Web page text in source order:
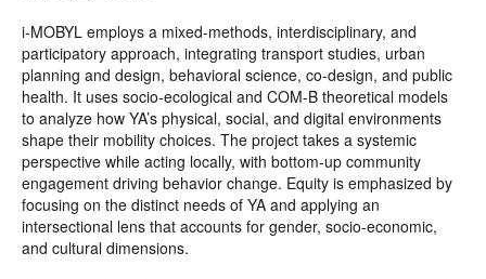
i-MOBYL employs a mixed-methods, interdisciplinary, and
participatory approach, integrating transport studies, urban
planning and design, behavioral science, co-design, and public
health. It uses socio-ecological and COM-B theoretical models
to analyze how YA’s physical, social, and digital environments
shape their mobility choices. The project takes a systemic
perspective while acting locally, with bottom-up community
engagement driving behavior change. Equity is emphasized by
focusing on the distinct needs of YA and applying an
intersectional lens that accounts for gender, socio-economic,
and cultural dimensions.